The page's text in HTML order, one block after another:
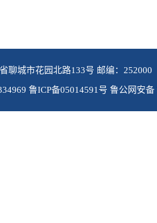
聊城市花园北路133号 邮编：252000
鲁ICP备05014591号 鲁公网安备